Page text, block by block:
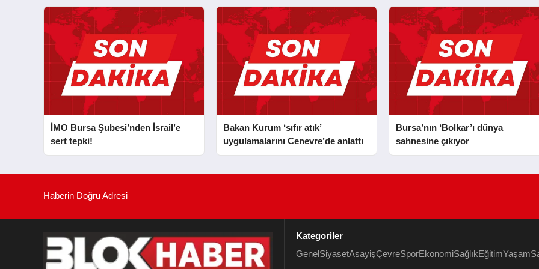
MURAT CAN FİDAN’A ZİYARET
İMO Bursa Şubesi’nden İsrail’e
sert tepki!
Bakan Kurum ‘sıfır atık’
uygulamalarını Cenevre’de anlattı
Bursa’nın ‘Bolkar’ı dünya
sahnesine çıkıyor
Haberin Doğru Adresi
Kategoriler
GenelSiyasetAsayişÇevreSporEkonomiSağlıkEğitimYaşam